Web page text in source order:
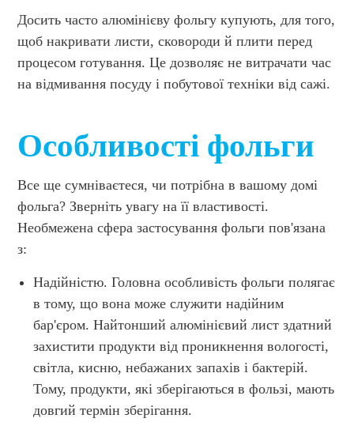
Досить часто алюмінієву фольгу купують, для того,
щоб накривати листи, сковороди й плити перед
процесом готування. Це дозволяє не витрачати час
на відмивання посуду і побутової техніки від сажі.
Особливості фольги
Все ще сумніваєтеся, чи потрібна в вашому домі
фольга? Зверніть увагу на її властивості.
Необмежена сфера застосування фольги пов'язана
з:
Надійністю. Головна особливість фольги полягає
в тому, що вона може служити надійним
бар'єром. Найтонший алюмінієвий лист здатний
захистити продукти від проникнення вологості,
світла, кисню, небажаних запахів і бактерій.
Тому, продукти, які зберігаються в фользі, мають
довгий термін зберігання.